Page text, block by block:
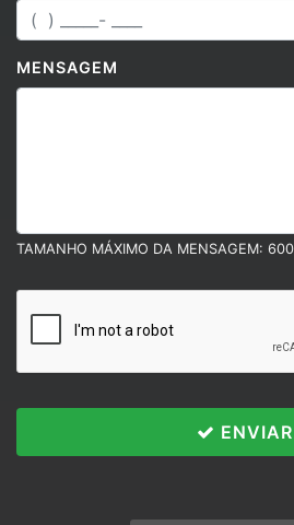
MENSAGEM
ENVIAR
Políticas e Termos